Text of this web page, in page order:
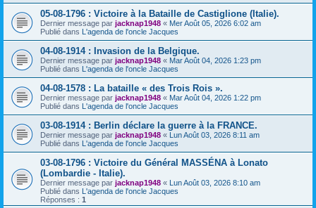
05-08-1796 : Victoire à la Bataille de Castiglione (Italie).
Dernier message par jacknap1948 « Mer Août 05, 2026 6:02 am
Publié dans L'agenda de l'oncle Jacques
04-08-1914 : Invasion de la Belgique.
Dernier message par jacknap1948 « Mar Août 04, 2026 1:23 pm
Publié dans L'agenda de l'oncle Jacques
04-08-1578 : La bataille « des Trois Rois ».
Dernier message par jacknap1948 « Mar Août 04, 2026 1:22 pm
Publié dans L'agenda de l'oncle Jacques
03-08-1914 : Berlin déclare la guerre à la FRANCE.
Dernier message par jacknap1948 « Lun Août 03, 2026 8:11 am
Publié dans L'agenda de l'oncle Jacques
03-08-1796 : Victoire du Général MASSÉNA à Lonato
(Lombardie - Italie).
Dernier message par jacknap1948 « Lun Août 03, 2026 8:10 am
Publié dans L'agenda de l'oncle Jacques
Réponses : 1